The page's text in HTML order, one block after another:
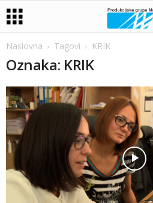
Naslovna Tagovi KRIK
Oznaka: KRIK